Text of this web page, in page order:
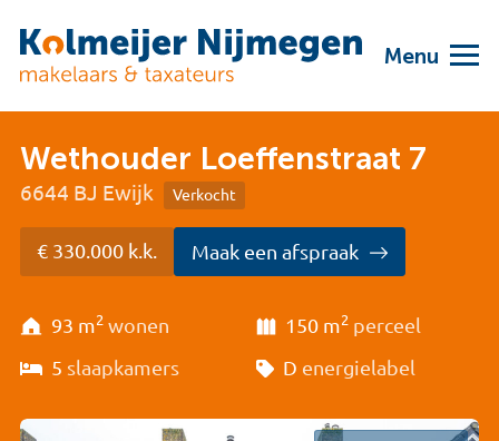
Menu
Wethouder Loeffenstraat 7
6644 BJ Ewijk Verkocht
€ 330.000 k.k. Maak een afspraak
93 m2 wonen 150 m2 perceel
5 slaapkamers D energielabel